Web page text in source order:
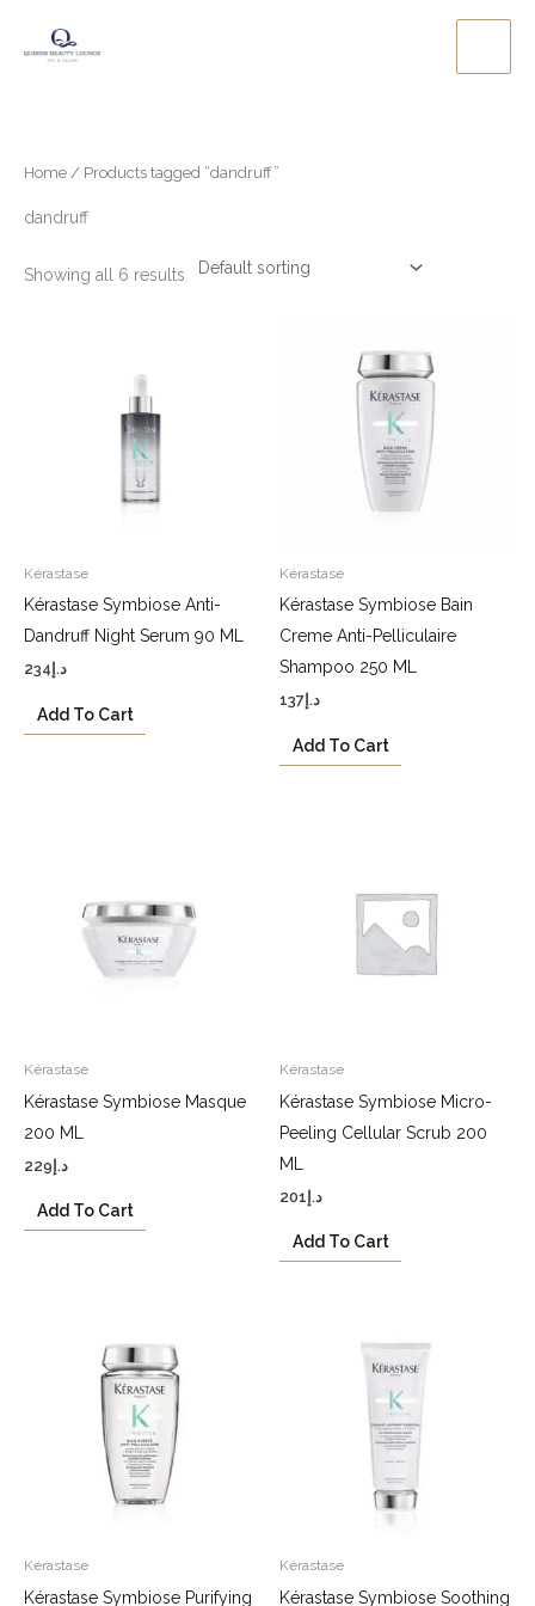
Home / Products tagged “dandruff”
dandruff
Showing all 6 results
Kérastase
Kérastase Symbiose Anti-
Dandruff Night Serum 90 ML
د.إ 234
Add To Cart
Kérastase
Kérastase Symbiose Bain
Creme Anti-Pelliculaire
Shampoo 250 ML
د.إ 137
Add To Cart
Kérastase
Kérastase Symbiose Masque
200 ML
د.إ 229
Add To Cart
Kérastase
Kérastase Symbiose Micro-
Peeling Cellular Scrub 200
ML
د.إ 201
Add To Cart
Kérastase
Kérastase Symbiose Purifying
Kérastase
Kérastase Symbiose Soothing